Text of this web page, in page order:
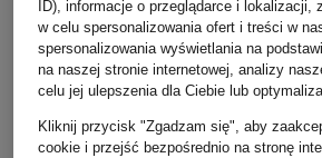
+ rabat promocyjny
BOGNER
ID), informacje o przeglądarce i lokalizacji,
w celu spersonalizowania ofert i treści w
spersonalizowania wyświetlania na
na naszej stronie internetowej, analizy
celu jej ulepszenia dla Ciebie lub
Kliknij przycisk "Zgadzam się", aby
cookie i przejść bezpośrednio na stronę